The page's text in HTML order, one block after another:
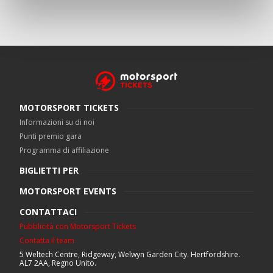
MOTORSPORT TICKETS
Informazioni su di noi
Punti premio gara
Programma di affiliazione
BIGLIETTI PER
MOTORSPORT EVENTS
CONTATTACI
Pubblicità con Motorsport Tickets
Contatta il team
5 Weltech Centre, Ridgeway, Welwyn Garden City. Hertfordshire.
AL7 2AA, Regno Unito.